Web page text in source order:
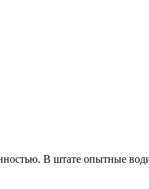
В штате опытные